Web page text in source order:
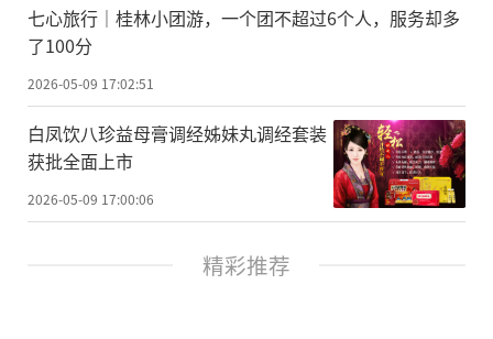
七心旅行｜桂林小团游，一个团不超过6个人，服务却多
了100分
2026-05-09 17:02:51
白凤饮八珍益母膏调经姊妹丸调经套装
获批全面上市
2026-05-09 17:00:06
精彩推荐